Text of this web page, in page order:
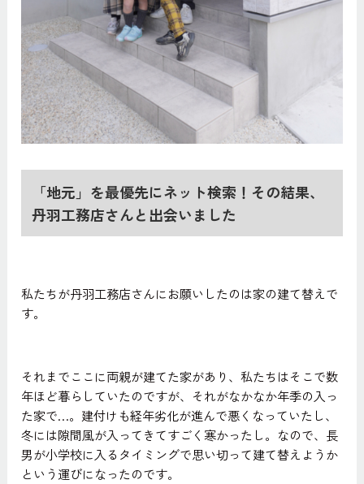
「地元」を最優先にネット検索！その結果、
丹羽工務店さんと出会いました
私たちが丹羽工務店さんにお願いしたのは家の建て替えで
す。
それまでここに両親が建てた家があり、私たちはそこで数
年ほど暮らしていたのですが、それがなかなか年季の入っ
た家で…。建付けも経年劣化が進んで悪くなっていたし、
冬には隙間風が入ってきてすごく寒かったし。なので、長
男が小学校に入るタイミングで思い切って建て替えようか
という運びになったのです。